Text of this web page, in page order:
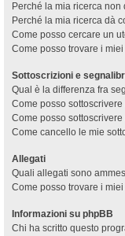
Perché la mia ricerca non
Perché la mia ricerca dà
Come posso cercare un
Come posso trovare i
Sottoscrizioni e
Qual è la differenza fra
Come posso
Come posso
Come cancello le mie
Allegati
Quali allegati sono
Come posso trovare i
Informazioni su phpBB
Chi ha scritto questo